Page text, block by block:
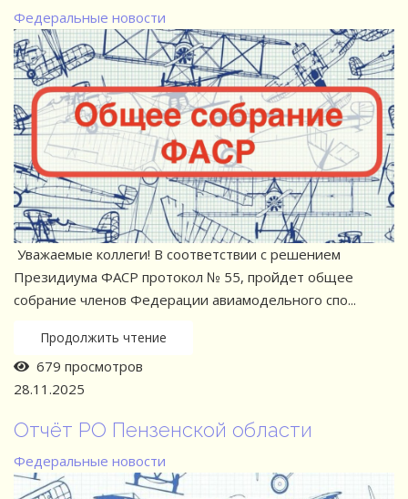
Федеральные новости
Уважаемые коллеги! В соответствии с решением
Президиума ФАСР протокол № 55, пройдет общее
собрание членов Федерации авиамодельного спо...
Продолжить чтение
679 просмотров
28.11.2025
Отчёт РО Пензенской области
Федеральные новости